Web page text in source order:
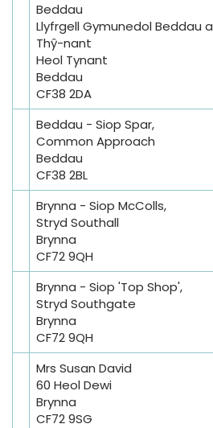
Beddau
Llyfrgell Gymunedol Beddau a
Thŷ-nant
Heol Tynant
Beddau
CF38 2DA
Beddau - Siop Spar,
Common Approach
Beddau
CF38 2BL
Brynna - Siop McColls,
Stryd Southall
Brynna
CF72 9QH
Brynna - Siop 'Top Shop',
Stryd Southgate
Brynna
CF72 9QH
Mrs Susan David
60 Heol Dewi
Brynna
CF72 9SG